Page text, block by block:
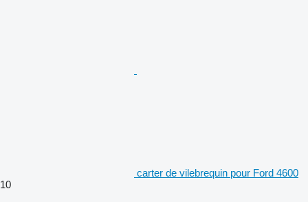
carter de vilebrequin pour Ford 4600
10